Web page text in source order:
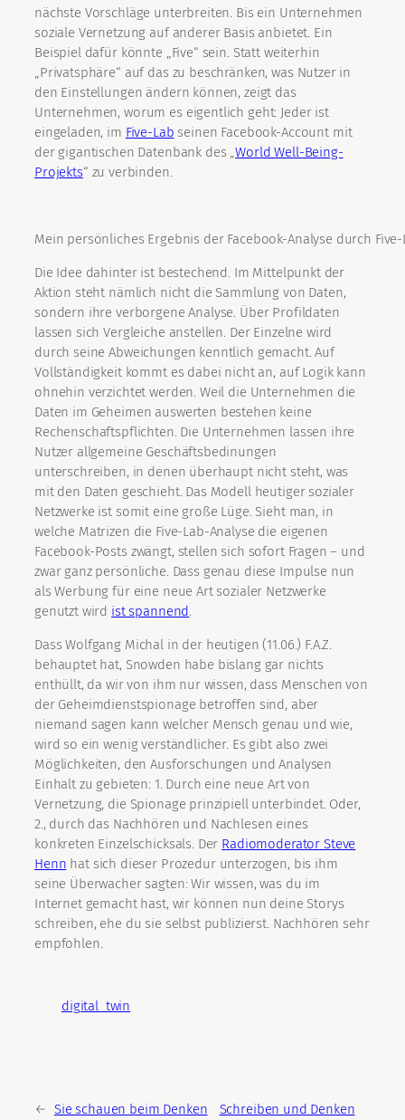
nächste Vorschläge unterbreiten. Bis ein Unternehmen
soziale Vernetzung auf anderer Basis anbietet. Ein
Beispiel dafür könnte „Five“ sein. Statt weiterhin
„Privatsphäre“ auf das zu beschränken, was Nutzer in
den Einstellungen ändern können, zeigt das
Unternehmen, worum es eigentlich geht: Jeder ist
eingeladen, im Five-Lab seinen Facebook-Account mit
der gigantischen Datenbank des „World Well-Being-
Projekts“ zu verbinden.
Mein persönliches Ergebnis der Facebook-Analyse durch Five-
Die Idee dahinter ist bestechend. Im Mittelpunkt der
Aktion steht nämlich nicht die Sammlung von Daten,
sondern ihre verborgene Analyse. Über Profildaten
lassen sich Vergleiche anstellen. Der Einzelne wird
durch seine Abweichungen kenntlich gemacht. Auf
Vollständigkeit kommt es dabei nicht an, auf Logik kann
ohnehin verzichtet werden. Weil die Unternehmen die
Daten im Geheimen auswerten bestehen keine
Rechenschaftspflichten. Die Unternehmen lassen ihre
Nutzer allgemeine Geschäftsbedinungen
unterschreiben, in denen überhaupt nicht steht, was
mit den Daten geschieht. Das Modell heutiger sozialer
Netzwerke ist somit eine große Lüge. Sieht man, in
welche Matrizen die Five-Lab-Analyse die eigenen
Facebook-Posts zwängt, stellen sich sofort Fragen – und
zwar ganz persönliche. Dass genau diese Impulse nun
als Werbung für eine neue Art sozialer Netzwerke
genutzt wird ist spannend.
Dass Wolfgang Michal in der heutigen (11.06.) F.A.Z.
behauptet hat, Snowden habe bislang gar nichts
enthüllt, da wir von ihm nur wissen, dass Menschen von
der Geheimdienstspionage betroffen sind, aber
niemand sagen kann welcher Mensch genau und wie,
wird so ein wenig verständlicher. Es gibt also zwei
Möglichkeiten, den Ausforschungen und Analysen
Einhalt zu gebieten: 1. Durch eine neue Art von
Vernetzung, die Spionage prinzipiell unterbindet. Oder,
2., durch das Nachhören und Nachlesen eines
konkreten Einzelschicksals. Der Radiomoderator Steve
Henn hat sich dieser Prozedur unterzogen, bis ihm
seine Überwacher sagten: Wir wissen, was du im
Internet gemacht hast, wir können nun deine Storys
schreiben, ehe du sie selbst publizierst. Nachhören sehr
empfohlen.
digital_twin
← Sie schauen beim Denken
Schreiben und Denken